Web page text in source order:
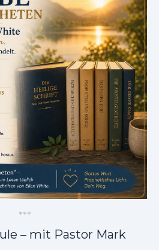
***
– mit Pastor Mark